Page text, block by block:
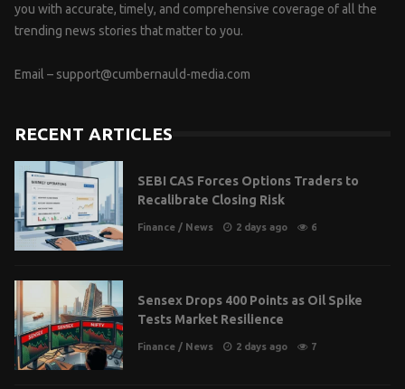
you with accurate, timely, and comprehensive coverage of all the
trending news stories that matter to you.
Email – support@cumbernauld-media.com
RECENT ARTICLES
SEBI CAS Forces Options Traders to
Recalibrate Closing Risk
Finance / News 2 days ago 6
Sensex Drops 400 Points as Oil Spike
Tests Market Resilience
Finance / News 2 days ago 7